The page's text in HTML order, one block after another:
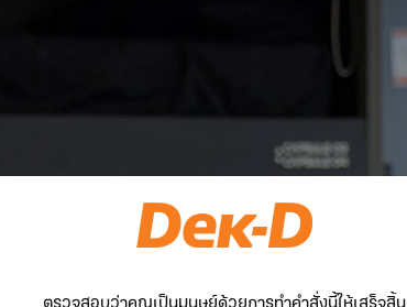
ตรวจสอบว่าคุณเป็นมนุษย์ด้วยการทำคำสั่งนี้ให้เสร็จสิ้น